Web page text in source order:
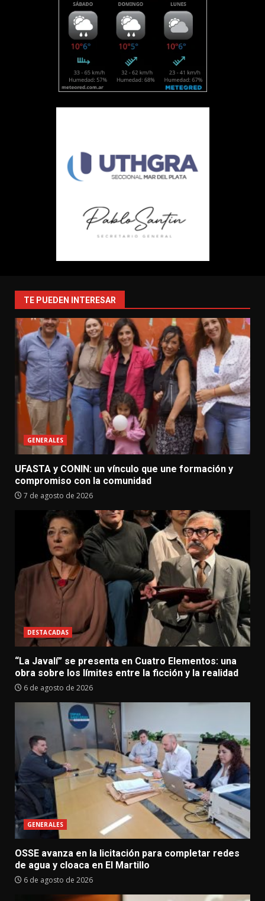
TE PUEDEN INTERESAR
GENERALES
UFASTA y CONIN: un vínculo que une formación y
compromiso con la comunidad
7 de agosto de 2026
DESTACADAS
“La Javalí” se presenta en Cuatro Elementos: una
obra sobre los límites entre la ficción y la realidad
6 de agosto de 2026
GENERALES
OSSE avanza en la licitación para completar redes
de agua y cloaca en El Martillo
6 de agosto de 2026